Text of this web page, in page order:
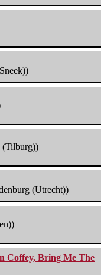
(Tilburg))
(Utrecht))
Coffey, Bring Me The